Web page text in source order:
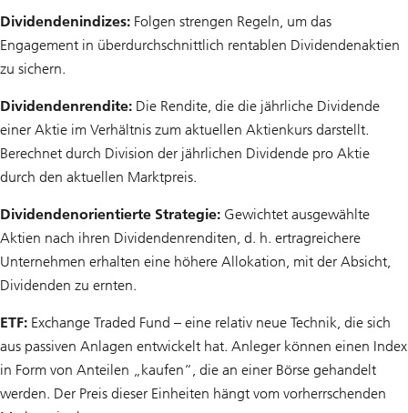
Dividendenindizes: Folgen strengen Regeln, um das
Engagement in überdurchschnittlich rentablen Dividendenaktien
zu sichern.
Dividendenrendite: Die Rendite, die die jährliche Dividende
einer Aktie im Verhältnis zum aktuellen Aktienkurs darstellt.
Berechnet durch Division der jährlichen Dividende pro Aktie
durch den aktuellen Marktpreis.
Dividendenorientierte Strategie: Gewichtet ausgewählte
Aktien nach ihren Dividendenrenditen, d. h. ertragreichere
Unternehmen erhalten eine höhere Allokation, mit der Absicht,
Dividenden zu ernten.
ETF: Exchange Traded Fund – eine relativ neue Technik, die sich
aus passiven Anlagen entwickelt hat. Anleger können einen Index
in Form von Anteilen „kaufen“, die an einer Börse gehandelt
werden. Der Preis dieser Einheiten hängt vom vorherrschenden